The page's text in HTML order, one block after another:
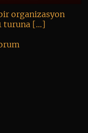
organizasyon
turuna […]